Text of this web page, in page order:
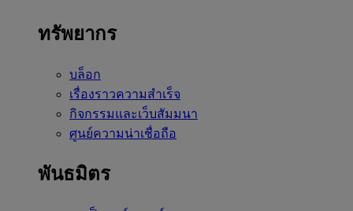
ทรัพยากร
บล็อก
เรื่องราวความสำเร็จ
กิจกรรมและเว็บสัมมนา
ศูนย์ความน่าเชื่อถือ
พันธมิตร